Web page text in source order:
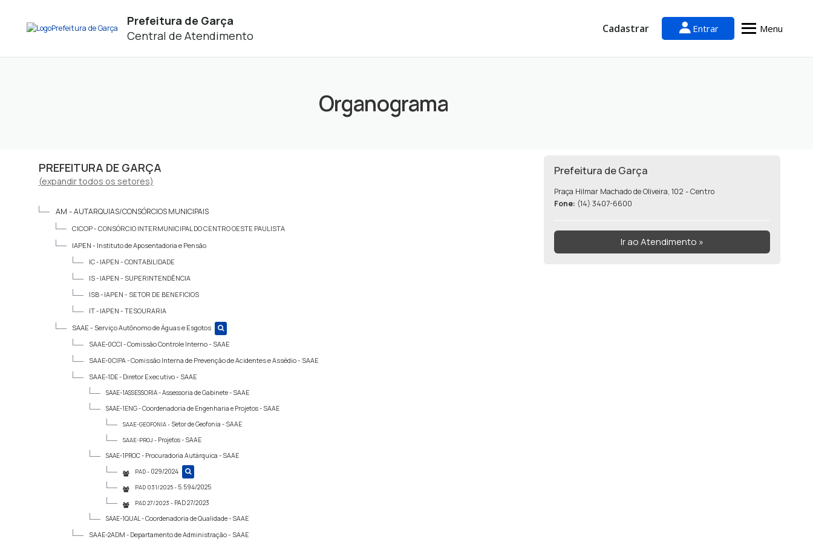
Prefeitura de Garça
Central de Atendimento
Cadastrar Entrar Menu
Organograma
PREFEITURA DE GARÇA
(expandirtodos os setores)
AM -AUTARQUIAS/CONSÓRCIOS MUNICIPAIS
CICOP - CONSÓRCIO INTERMUNICIPAL DO CENTRO OESTE PAULISTA
IAPEN - Instituto de Aposentadoria e Pensão
IC - IAPEN - CONTABILIDADE
IS - IAPEN - SUPERINTENDÊNCIA
ISB - IAPEN - SETOR DE BENEFICIOS
IT - IAPEN - TESOURARIA
SAAE - Serviço Autônomo de Águas e Esgotos
SAAE-0CCI -Comissão Controle Interno - SAAE
SAAE-0CIPA -Comissão Interna de Prevenção de Acidentes e Assédio - SAAE
SAAE-1DE - Diretor Executivo - SAAE
SAAE-1ASSESSORIA -Assessoria de Gabinete - SAAE
SAAE-1ENG -Coordenadoria de Engenharia e Projetos - SAAE
SAAE-GEOFONIA - Setor de Geofonia - SAAE
SAAE-PROJ - Projetos - SAAE
SAAE-1PROC - Procuradoria Autárquica - SAAE
PAD - 029/2024
PAD 031/2025 - 5.594/2025
PAD 27/2023 - PAD 27/2023
SAAE-1QUAL -Coordenadoria de Qualidade - SAAE
SAAE-2ADM - Departamento de Administração - SAAE
Prefeitura de Garça
Praça Hilmar Machado de Oliveira, 102 - Centro
Fone: (14) 3407-6600
Ir ao Atendimento »